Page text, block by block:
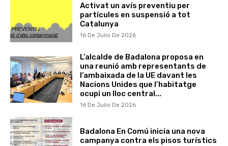
Activat un avís preventiu per
partícules en suspensió a tot
Catalunya
16 De Julio De 2026
L’alcalde de Badalona proposa en
una reunió amb representants de
l’ambaixada de la UE davant les
Nacions Unides que l’habitatge
ocupi un lloc central...
16 De Julio De 2026
Badalona En Comú inicia una nova
campanya contra els pisos turístics